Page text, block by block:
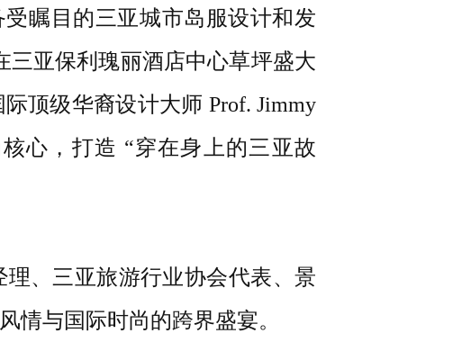
瞩目的三亚城市岛服设计和发
三亚保利瑰丽酒店中心草坪盛大
顶级华裔设计大师 Prof. Jimmy
心，打造 “穿在身上的三亚故
、三亚旅游行业协会代表、景
情与国际时尚的跨界盛宴。